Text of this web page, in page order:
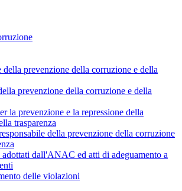
della prevenzione della corruzione e della
prevenzione della corruzione e della
la prevenzione e la repressione della
trasparenza
della prevenzione della corruzione
dall'ANAC ed atti di adeguamento a
delle violazioni